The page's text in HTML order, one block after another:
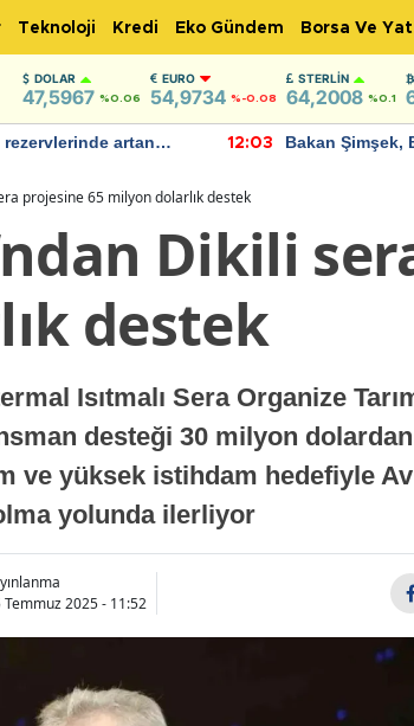
Teknoloji Kredi Eko Gündem Borsa Ve
DOLAR
47,5967 %0.06
EURO
54,9734 %-0.08
STERLIN
64,2008 %0.1
rezervlerinde artan
12:03
Bakan Şimşek,
projesine 65 milyon dolarlık destek
Dikili
destek
Isıtmalı Sera Organize
desteği 30 milyon
ve yüksek istihdam hedefiyle
yolunda ilerliyor
Temmuz 2025 - 11:52